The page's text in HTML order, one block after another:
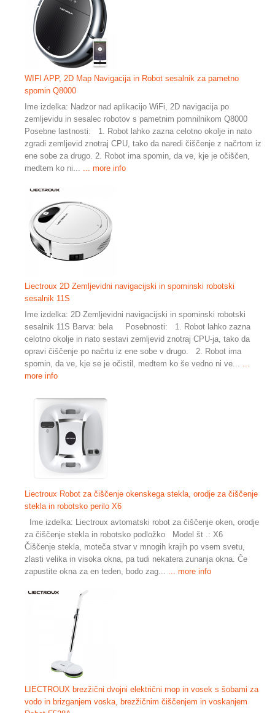
WIFI APP, 2D Map Navigacija in Robot sesalnik za pametno
spomin Q8000
Ime izdelka: Nadzor nad aplikacijo WiFi, 2D navigacija po
zemljevidu in sesalec robotov s pametnim pomnilnikom Q8000
Posebne lastnosti: 1. Robot lahko zazna celotno okolje in nato
zgradi zemljevid znotraj CPU, tako da naredi čiščenje z načrtom iz
ene sobe za drugo. 2. Robot ima spomin, da ve, kje je očiščen,
medtem ko ni...
... more info
Liectroux 2D Zemljevidni navigacijski in spominski robotski
sesalnik 11S
Ime izdelka: 2D Zemljevidni navigacijski in spominski robotski
sesalnik 11S Barva: bela Posebnosti: 1. Robot lahko zazna
celotno okolje in nato sestavi zemljevid znotraj CPU-ja, tako da
opravi čiščenje po načrtu iz ene sobe v drugo. 2. Robot ima
spomin, da ve, kje se je očistil, medtem ko še vedno ni ve...
more info
Liectroux Robot za čiščenje okenskega stekla, orodje za čiščenje
stekla in robotsko perilo X6
Ime izdelka: Liectroux avtomatski robot za čiščenje oken, orodje
za čiščenje stekla in robotsko podložko Model št .: X6
Čiščenje stekla, moteča stvar v mnogih krajih po vsem svetu,
zlasti velika in visoka okna, pa tudi nekatera zunanja okna. Če
zapustite okna za en teden, bodo zag...
... more info
LIECTROUX brezžični dvojni električni mop in vosek s šobami za
vodo in brizganjem voska, brezžičnim čiščenjem in voskanjem